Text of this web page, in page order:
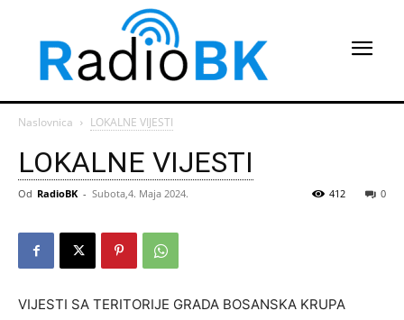
Naslovnica LOKALNE VIJESTI
LOKALNE VIJESTI
Od RadioBK - Subota,4. Maja 2024. 0
412
VIJESTI SA TERITORIJE GRADA BOSANSKA KRUPA